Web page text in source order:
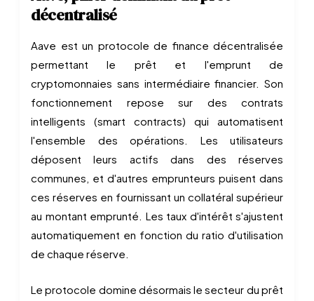
décentralisé
Aave est un protocole de finance décentralisée
permettant le prêt et l'emprunt de
cryptomonnaies sans intermédiaire financier. Son
fonctionnement repose sur des contrats
intelligents (smart contracts) qui automatisent
l'ensemble des opérations. Les utilisateurs
déposent leurs actifs dans des réserves
communes, et d'autres emprunteurs puisent dans
ces réserves en fournissant un collatéral supérieur
au montant emprunté. Les taux d'intérêt s'ajustent
automatiquement en fonction du ratio d'utilisation
de chaque réserve.
Le protocole domine désormais le secteur du prêt